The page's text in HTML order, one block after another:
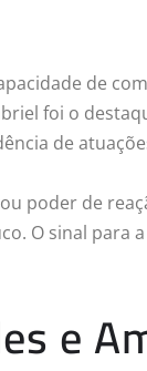
de
foi o
de
poder de
O sinal para
e